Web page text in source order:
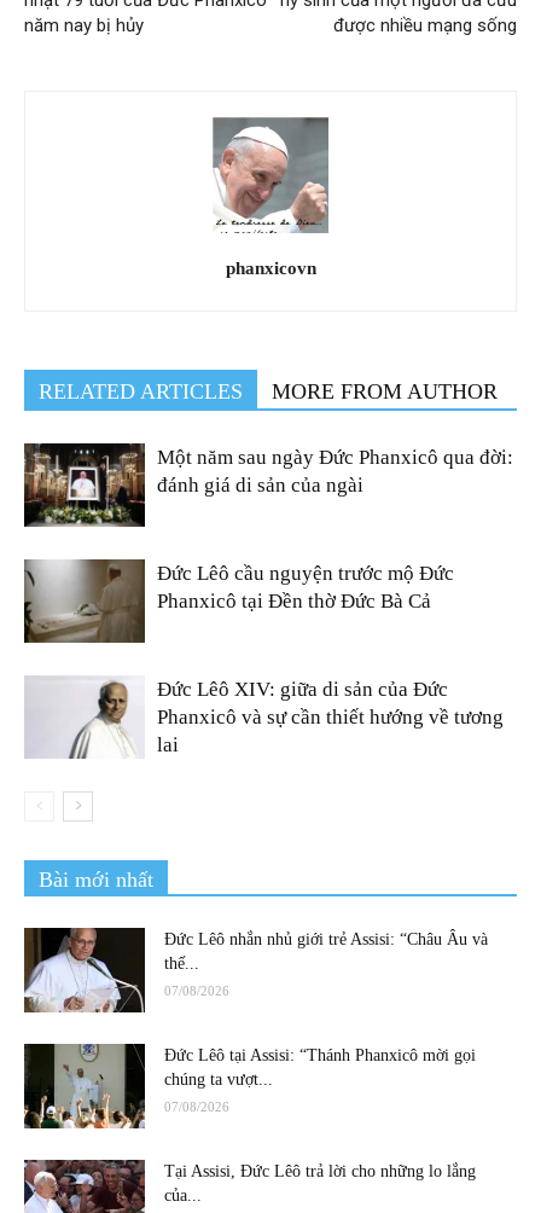
năm nay bị hủy
được nhiều mạng sống
phanxicovn
RELATED ARTICLES MORE FROM AUTHOR
Một năm sau ngày Đức Phanxicô qua đời:
đánh giá di sản của ngài
Đức Lêô cầu nguyện trước mộ Đức
Phanxicô tại Đền thờ Đức Bà Cả
Đức Lêô XIV: giữa di sản của Đức
Phanxicô và sự cần thiết hướng về tương
lai
Bài mới nhất
Đức Lêô nhắn nhủ giới trẻ Assisi: “Châu Âu và
thế...
07/08/2026
Đức Lêô tại Assisi: “Thánh Phanxicô mời gọi
chúng ta vượt...
07/08/2026
Tại Assisi, Đức Lêô trả lời cho những lo lắng
của...